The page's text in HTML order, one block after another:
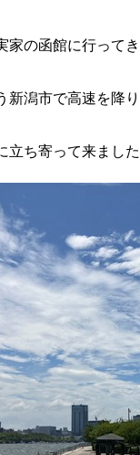
の函館に行ってき
新潟市で高速を降
ち寄って来ました